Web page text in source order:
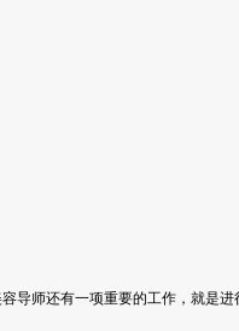
师还有一项重要的工作，就是